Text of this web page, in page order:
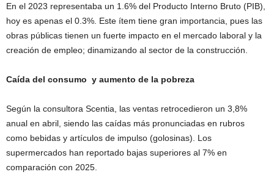
En el 2023 representaba un 1.6% del Producto Interno Bruto (PIB),
hoy es apenas el 0.3%. Este ítem tiene gran importancia, pues las
obras públicas tienen un fuerte impacto en el mercado laboral y la
creación de empleo; dinamizando al sector de la construcción.
Caída del consumo y aumento de la pobreza
Según la consultora Scentia, las ventas retrocedieron un 3,8%
anual en abril, siendo las caídas más pronunciadas en rubros
como bebidas y artículos de impulso (golosinas). Los
supermercados han reportado bajas superiores al 7% en
comparación con 2025.